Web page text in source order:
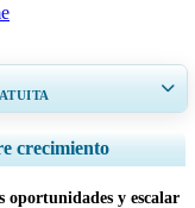
de segmentos, Perfiles
sobre el usuario
crecimiento
oportunidades y escalar